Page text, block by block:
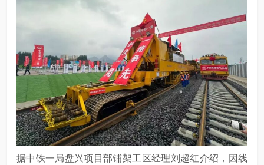
据中铁一局盘兴项目部铺架工区经理刘超红介绍，因线